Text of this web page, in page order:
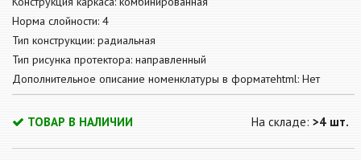
Норма слойности: 4
Тип конструкции: радиальная
Тип рисунка протектора: направленный
Дополнительное описание номенклатуры в форматеhtml: Нет
ТОВАР В НАЛИЧИИ На складе: >4 шт.